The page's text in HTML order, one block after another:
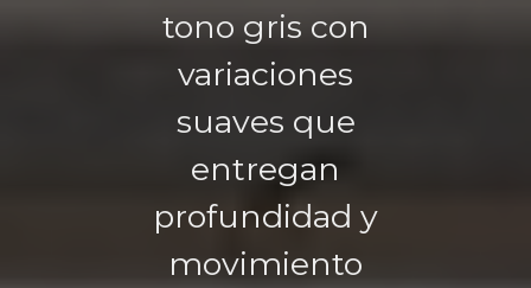
tono gris con
variaciones
suaves que
entregan
profundidad y
movimiento